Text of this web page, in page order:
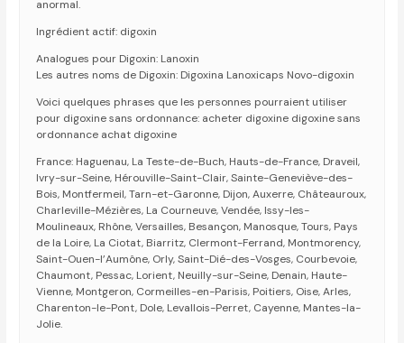
anormal.
Ingrédient actif: digoxin
Analogues pour Digoxin: Lanoxin
Les autres noms de Digoxin: Digoxina Lanoxicaps Novo-digoxin
Voici quelques phrases que les personnes pourraient utiliser
pour digoxine sans ordonnance: acheter digoxine digoxine sans
ordonnance achat digoxine
France: Haguenau, La Teste-de-Buch, Hauts-de-France, Draveil,
Ivry-sur-Seine, Hérouville-Saint-Clair, Sainte-Geneviève-des-
Bois, Montfermeil, Tarn-et-Garonne, Dijon, Auxerre, Châteauroux,
Charleville-Mézières, La Courneuve, Vendée, Issy-les-
Moulineaux, Rhône, Versailles, Besançon, Manosque, Tours, Pays
de la Loire, La Ciotat, Biarritz, Clermont-Ferrand, Montmorency,
Saint-Ouen-l’Aumône, Orly, Saint-Dié-des-Vosges, Courbevoie,
Chaumont, Pessac, Lorient, Neuilly-sur-Seine, Denain, Haute-
Vienne, Montgeron, Cormeilles-en-Parisis, Poitiers, Oise, Arles,
Charenton-le-Pont, Dole, Levallois-Perret, Cayenne, Mantes-la-
Jolie.